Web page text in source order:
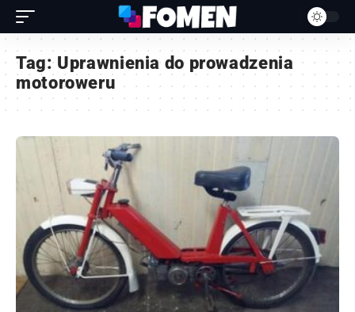
Tag: Uprawnienia do prowadzenia
motoroweru